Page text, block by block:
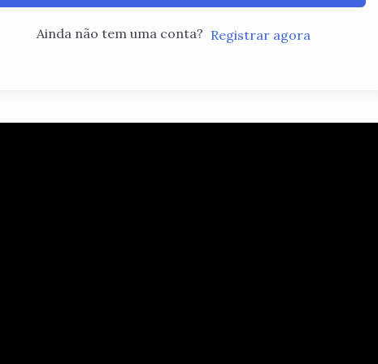
Ainda não tem uma conta? Registrar agora